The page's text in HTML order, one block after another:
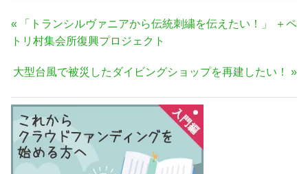
投
稿
ビ
ゲ
ー
シ
ョ
ン
前
の
事:
「トランシルヴァニアから伝統刺繍を伝えたい！」 ＋ペ
トリ村集会所復興プロジェクト
次
記
事:
大型台風で被災したダイビングショップを再建したい！